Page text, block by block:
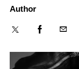
Author